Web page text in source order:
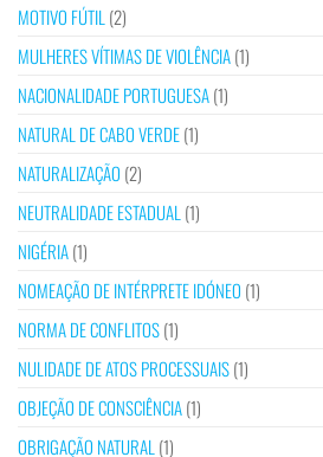
MOTIVO FÚTIL (2)
MULHERES VÍTIMAS DE VIOLÊNCIA(1)
NACIONALIDADE PORTUGUESA(1)
NATURAL DE CABO VERDE(1)
NATURALIZAÇÃO (2)
NEUTRALIDADE ESTADUAL (1)
NIGÉRIA(1)
NOMEAÇÃO DE INTÉRPRETE IDÓNEO (1)
NORMA DE CONFLITOS(1)
NULIDADE DE ATOS PROCESSUAIS(1)
OBJEÇÃO DE CONSCIÊNCIA(1)
OBRIGAÇÃO NATURAL (1)